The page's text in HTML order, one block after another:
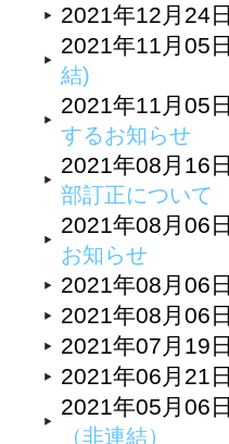
2021年12月24日
2021年11月05日
結)
2021年11月05日
するお知らせ
2021年08月16日
部訂正について
2021年08月06日
お知らせ
2021年08月06日
2021年08月06日
2021年07月19日
2021年06月21日
2021年05月06日
（非連結）